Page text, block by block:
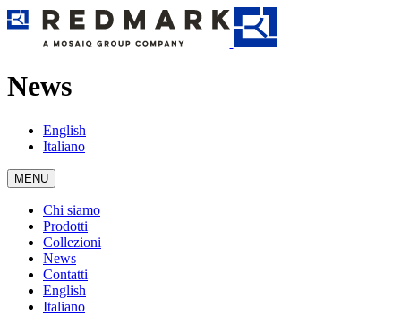
News
English
Italiano
MENU
Chi siamo
Prodotti
Collezioni
News
Contatti
English
Italiano